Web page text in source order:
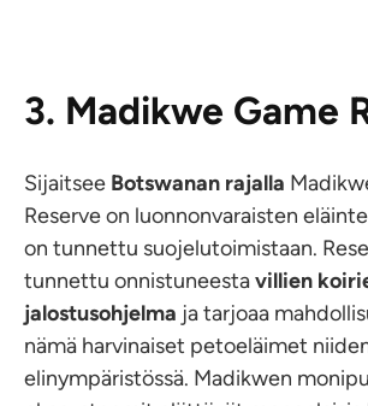
3. Madikwe Game
Sijaitsee Botswanan rajalla
Reserve on luonnonvaraisten
on tunnettu suojelutoimistaan.
tunnettu onnistuneestavillien
jalostusohjelma ja tarjoaa
nämä harvinaiset petoeläimet
elinympäristössä. Madikwen